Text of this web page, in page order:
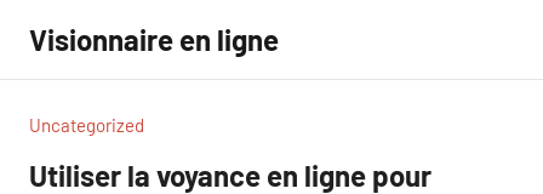
contenu
Visionnaire en ligne
Uncategorized
Utiliser la voyance en ligne pour